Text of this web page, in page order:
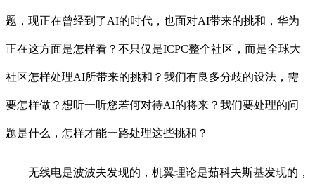
题，现正在曾经到了AI的时代，也面对AI带来的挑和，华为
正在这方面是怎样看？不只仅是ICPC整个社区，而是全球大
社区怎样处理AI所带来的挑和？我们有良多分歧的设法，需
要怎样做？想听一听您若何对待AI的将来？我们要处理的问
题是什么，怎样才能一路处理这些挑和？
无线电是波波夫发现的，机翼理论是茹科夫斯基发现的，